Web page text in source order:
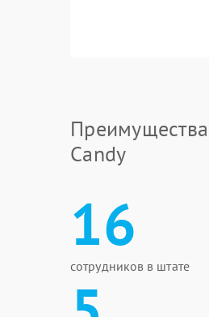
Candy
16
сотрудников в штате